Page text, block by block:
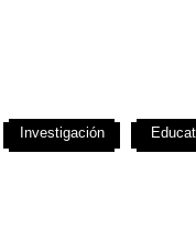
Investigación